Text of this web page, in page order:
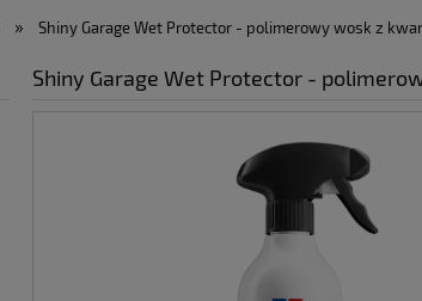
» Shiny Garage Wet Protector - polimerowy wosk z
Shiny Garage Wet Protector -
Cena nie zawiera